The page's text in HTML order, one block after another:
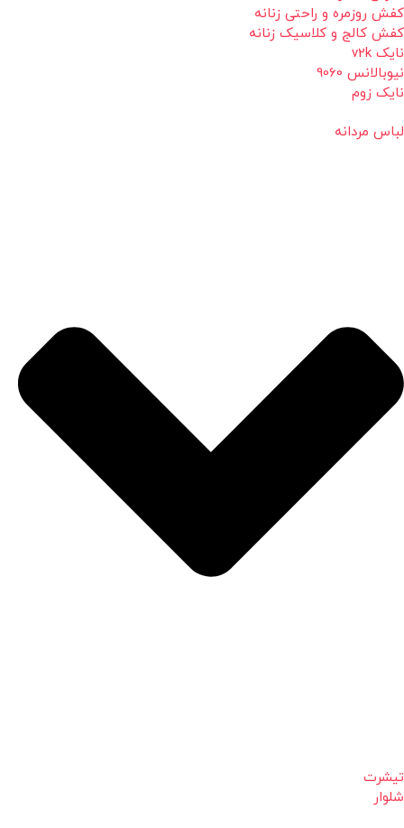
کفش روزمره و راحتی زنانه
کفش کالج و کلاسیک زنانه
نایک v2k
نیوبالانس 9060
نایک زوم
لباس مردانه
تیشرت
شلوار